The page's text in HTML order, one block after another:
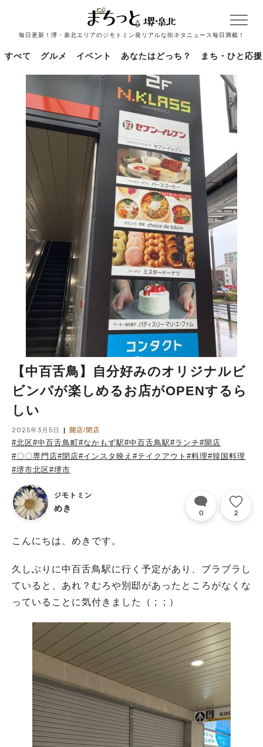
毎日更新！堺・泉北エリアのジモトミン発リアルな街ネタニュース毎日満載！
すべて グルメ イベント あなたはどっち？ まち・ひと応援
【中百舌鳥】自分好みのオリジナルビ
ビンパが楽しめるお店がOPENするら
しい
2025年3月5日 開店/閉店
#北区#中百舌鳥町#なかもず駅#中百舌鳥駅#ランチ#開店
#〇〇専門店#閉店#インスタ映え #テイクアウト #料理#韓国料理
#堺市北区#堺市
ジモトミン
めき 0 2
こんにちは、めきです。
久しぶりに中百舌鳥駅に行く予定があり、ブラブラし
ていると、あれ？むろや別邸があったところがなくな
っていることに気付きました（ ; ; ）